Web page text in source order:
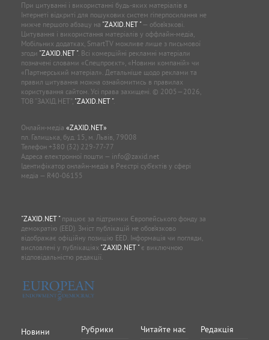
При цитуванні і використанні будь-яких матеріалів в
Інтернеті відкриті для пошукових систем гіперпосилання не
нижче першого абзацу на "ZAXID.NET "— обов’язкові.
Цитування і використання матеріалів у оффлайн-медіа,
Мобільних додатках, SmartTV можливе лише з письмової
згоди "ZAXID.NET ". Всі комерційні рекламні матеріали
позначені словами «Спецпроєкт», «Новини компаній» чи
«Партнерський матеріал». Детальніше щодо реклами та
правил цитування можна ознайомитись в правилах
користування сайтом. Усі права захищені. © 2005—2026,
ТОВ “ЗАХІД.НЕТ”, "ZAXID.NET ".
Онлайн-медіа «ZAXID.NET»
пл. Галицька, буд. 15, м. Львів, 79008
Телефон +380 (32) 229-77-77
Адреса електронної пошти — info@zaxid.net
Ідентифікатор онлайн-медіа в Реєстрі суб'єктів у сфері
медіа — R40-06155
"ZAXID.NET "працює за підтримки Європейського фонду за
демократію (EED). Зміст публікацій не обов’язково
відображає офіційну позицію EED. Інформація чи погляди,
висловлені у публікаціях "ZAXID.NET "є виключною
відповідальністю редакції.
Новини Рубрики Читайте нас Редакція